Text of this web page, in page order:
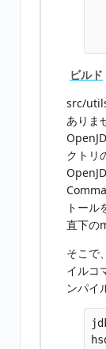
ビルド
src/
ありま
クトリ
トール
直下の
そこで
イルコ
ンパイ